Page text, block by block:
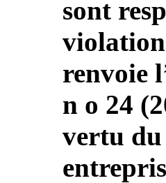
sont
renvoie
n o 24
vertu du